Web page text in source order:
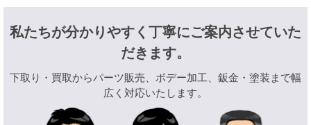
私たちが分かりやすく丁寧にご案内させていた
だきます。
下取り・買取からパーツ販売、ボデー加工、鈑金・塗装まで幅
広く対応いたします。